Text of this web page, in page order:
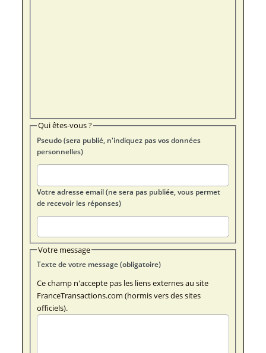
Qui êtes-vous ?
Pseudo (sera publié, n'indiquez pas vos données
personnelles)
Votre adresse email (ne sera pas publiée, vous permet
de recevoir les réponses)
Votre message
Texte de votre message (obligatoire)
Ce champ n'accepte pas les liens externes au site
FranceTransactions.com (hormis vers des sites
officiels).